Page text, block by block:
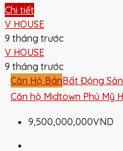
Chi tiết
V HOUSE
9 tháng trước
V HOUSE
9 tháng trước
Căn Hộ BánBất Động
Căn hộ Midtown Phú Mỹ
9,500,000,000VND